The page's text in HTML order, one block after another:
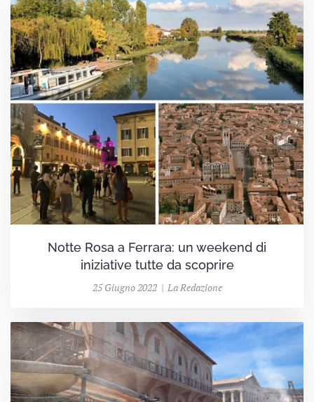
Notte Rosa a Ferrara: un weekend di
iniziative tutte da scoprire
25 Giugno 2022 | La Redazione